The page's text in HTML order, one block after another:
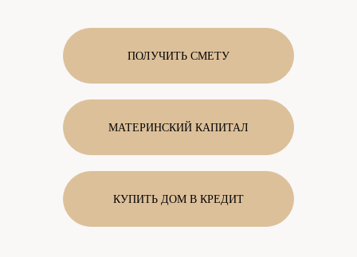
ПОЛУЧИТЬ СМЕТУ
МАТЕРИНСКИЙ КАПИТАЛ
КУПИТЬ ДОМ В КРЕДИТ